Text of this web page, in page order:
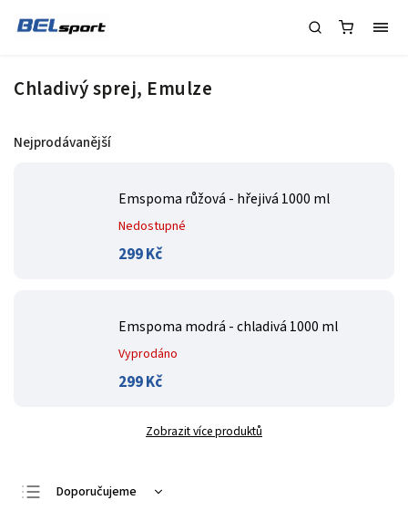
Chladivý sprej, Emulze
Nejprodávanější
Emspoma růžová - hřejivá 1000 ml
Nedostupné
299 Kč
Emspoma modrá - chladivá 1000 ml
Vyprodáno
299 Kč
Zobrazit více produktů
Doporučujeme